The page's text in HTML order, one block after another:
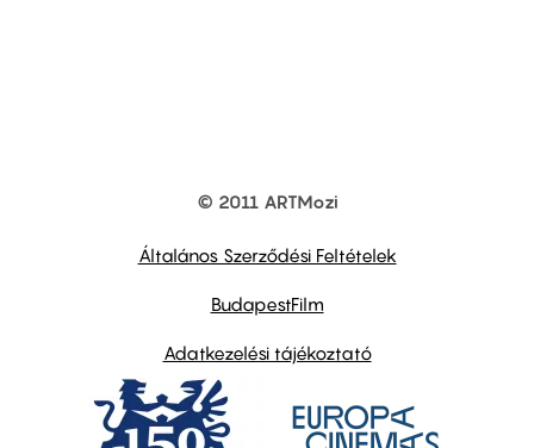
© 2011 ARTMozi
Általános Szerződési Feltételek
BudapestFilm
Adatkezelési tájékoztató